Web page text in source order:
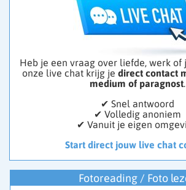
Heb je een vraag over liefde, werk of
onze live chat krijg je direct contact
medium of paragnost.
✔ Snel antwoord
✔ Volledig anoniem
✔ Vanuit je eigen
Start direct jouw live chat
Fotoreading / Foto